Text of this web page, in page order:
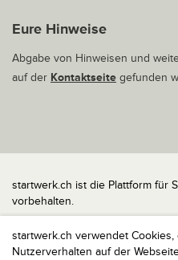
startwerk.ch verwendet
Nutzerverhalten auf der
Eure Hinweise
Abgabe von Hinweisen und
auf der Kontaktseite gefunden
startwerk.ch ist die Plattform für
vorbehalten.
Impressum
Kontakt